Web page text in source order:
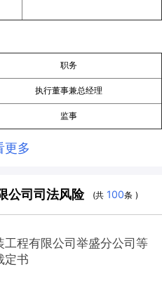
职务
执行董事兼总经理
监事
更多
公司司法风险 (共 100条 )
程有限公司举盛分公司等
定书